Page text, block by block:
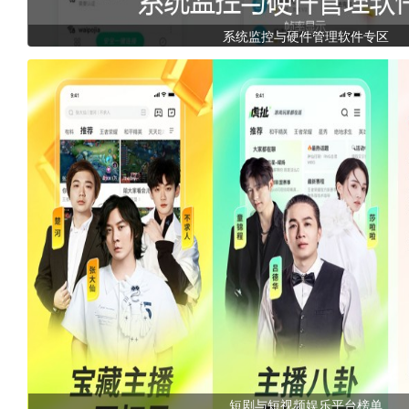
系统监控与硬件管理软件专区
短剧与短视频娱乐平台榜单